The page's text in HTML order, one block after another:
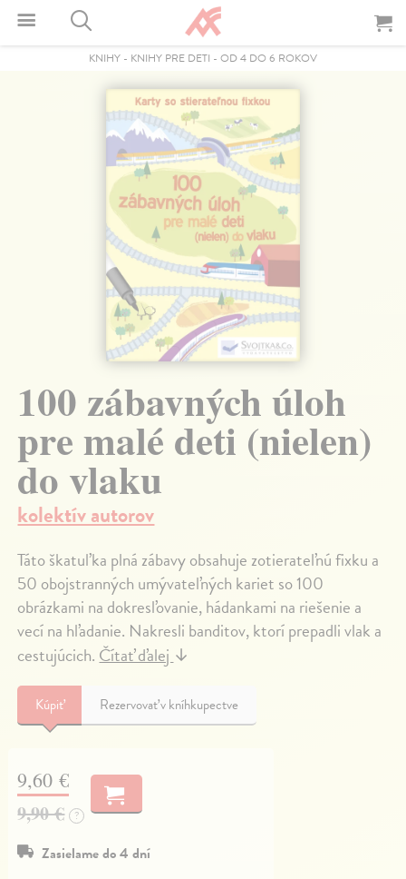
KNIHY - KNIHY PRE DETI - OD 4 DO 6 ROKOV
100 zábavných úloh
pre malé deti (nielen)
do vlaku
kolektív autorov
Táto škatuľka plná zábavy obsahuje zotierateľnú fixku a
50 obojstranných umývateľných kariet so 100
obrázkami na dokresľovanie, hádankami na riešenie a
vecí na hľadanie. Nakresli banditov, ktorí prepadli vlak a
cestujúcich.Čítať ďalej↓
Kúpiť Rezervovať v kníhkupectve
9,60 €
9,90 €
?
Zasielame do 4 dní